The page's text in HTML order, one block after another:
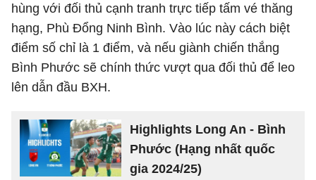
hùng với đối thủ cạnh tranh trực tiếp tấm vé thăng
hạng, Phù Đổng Ninh Bình. Vào lúc này cách biệt
điểm số chỉ là 1 điểm, và nếu giành chiến thắng
Bình Phước sẽ chính thức vượt qua đối thủ để leo
lên dẫn đầu BXH.
Highlights Long An - Bình
Phước (Hạng nhất quốc
gia 2024/25)